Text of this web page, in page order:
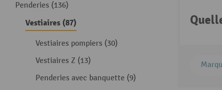
Penderies (136)
Vestiaires (87)
Vestiaires pompiers (30)
Vestiaires Z (13)
Penderies avec banquette (9)